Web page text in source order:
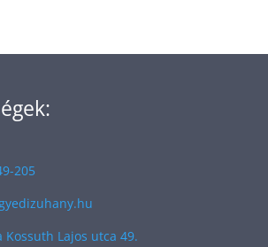
205
Kossuth Lajos utca 49.